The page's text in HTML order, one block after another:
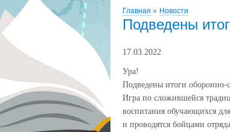
Главная » Новости
Подведены
17.03.2022
Ура!
Подведены итоги оборонно-
Игра по сложившейся
воспитания обучающихся
и проводятся бойцами